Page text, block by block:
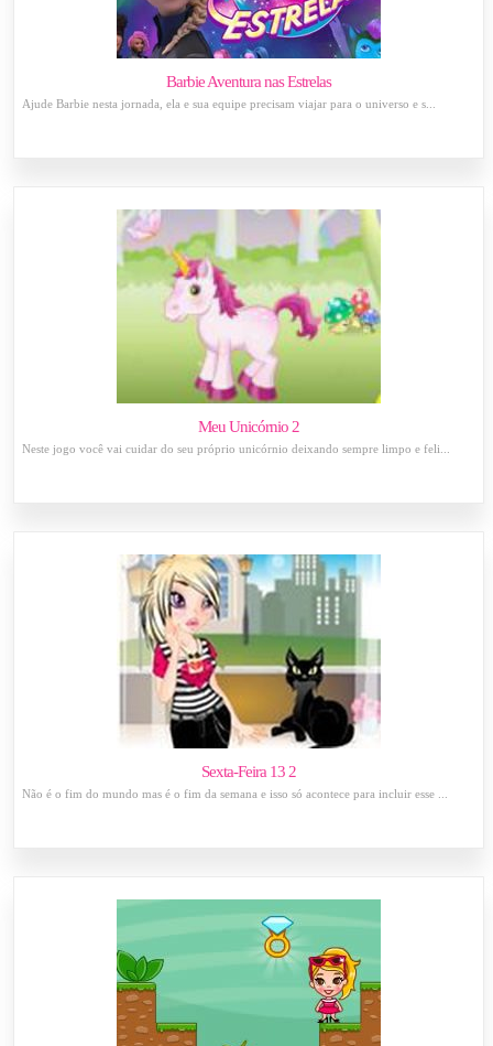
Barbie Aventura nas Estrelas
Ajude Barbie nesta jornada, ela e sua equipe precisam viajar para o universo e s...
Meu Unicórnio 2
Neste jogo você vai cuidar do seu próprio unicórnio deixando sempre limpo e feli...
Sexta-Feira 13 2
Não é o fim do mundo mas é o fim da semana e isso só acontece para incluir esse ...